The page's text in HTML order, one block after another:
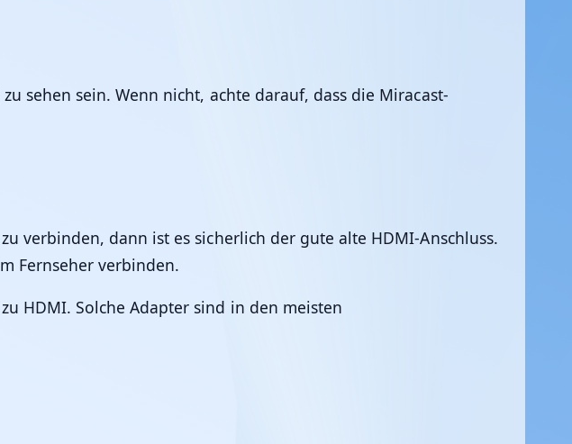
sehen sein. Wenn nicht, achte darauf, dass die Miracast-
verbinden, dann ist es sicherlich der gute alte HDMI-Anschluss.
Fernseher verbinden.
HDMI. Solche Adapter sind in den meisten